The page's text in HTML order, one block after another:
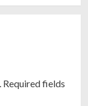
Required fields